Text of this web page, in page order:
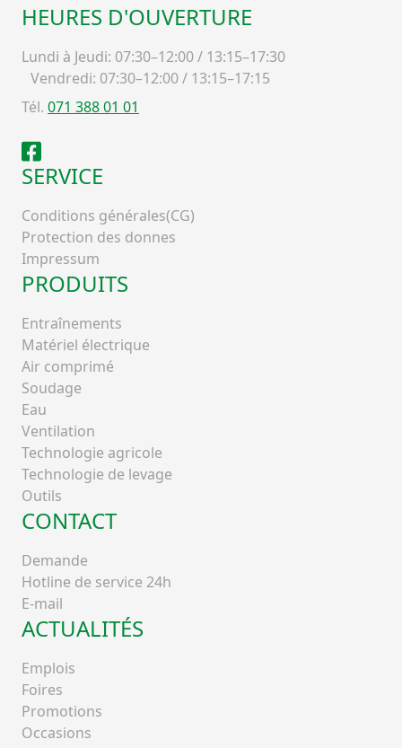
HEURES D'OUVERTURE
Lundi à Jeudi: 07:30–12:00 / 13:15–17:30
Vendredi: 07:30–12:00 / 13:15–17:15
Tél. 071 388 01 01
Facebook
SERVICE
Conditions générales(CG)
Protection des donnes
Impressum
PRODUITS
Entraînements
Matériel électrique
Air comprimé
Soudage
Eau
Ventilation
Technologie agricole
Technologie de levage
Outils
CONTACT
Demande
Hotline de service 24h
E-mail
ACTUALITÉS
Emplois
Foires
Promotions
Occasions